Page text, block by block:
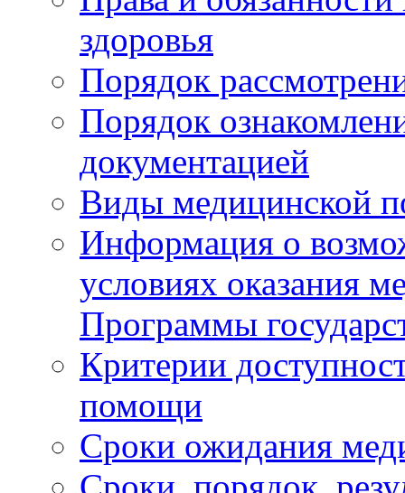
здоровья
Порядок
Порядок
документацией
Виды медицинской
Информация о
условиях оказания
Программы
Критерии
помощи
Сроки ожидания